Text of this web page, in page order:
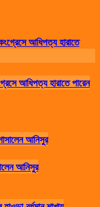
আধিপত্য হারাতে পারেন
আনিসুর